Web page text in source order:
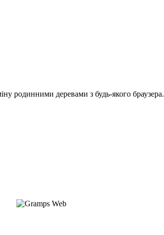
родинними деревами з будь-якого браузера.